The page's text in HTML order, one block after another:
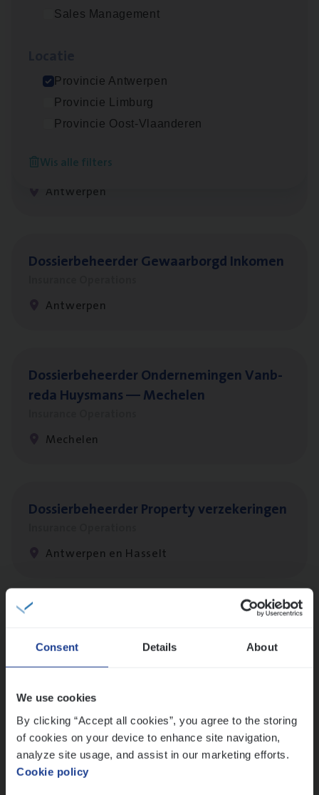
Consent Details About
We use cookies
By clicking “Accept all cookies”, you agree to the storing
of cookies on your device to enhance site navigation,
analyze site usage, and assist in our marketing efforts.
Cookie policy
Sales Management
Provincie Antwerpen
Provincie Limburg
Provincie Oost-Vlaanderen
Wis alle filters
Advisor/​Configuratie ana­lyst Part­ner in
Beveren
Insurance Operations
Antwerpen
Dos­sier­be­heer­der Gewaar­borgd Inkomen
Antwerpen
Dos­sier­be­heer­der Onder­ne­min­gen Van­b­
re­da Huys­mans — Mechelen
Mechelen
Dos­sier­be­heer­der Pro­per­ty verzekeringen
Antwerpen en Hasselt
Dos­sier­be­heer­der ver­ze­ke­rin­gen — Soci­al
Pro­fit en Public
ITBusi­ness Analyst
IT, Change & Innovation